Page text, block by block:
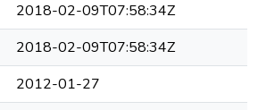
2018-02-09T07:58:34Z
2018-02-09T07:58:34Z
2012-01-27